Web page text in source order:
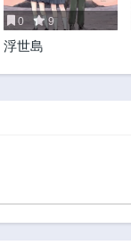
0 9
浮世島